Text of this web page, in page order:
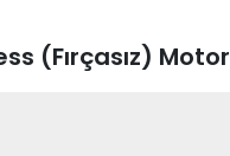
(Fırçasız) Motor